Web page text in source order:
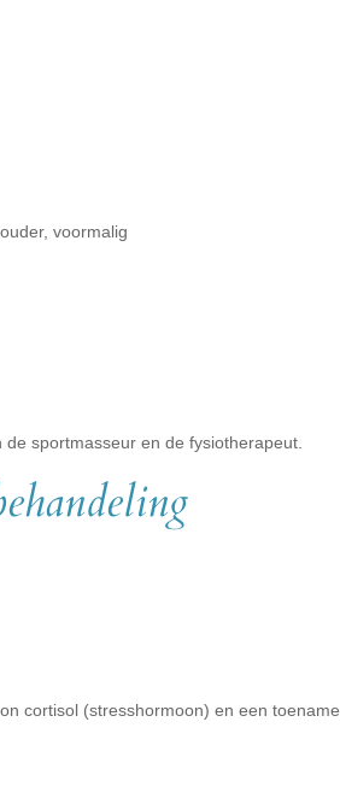
voormalig
sportmasseur en de fysiotherapeut.
cortisol (stresshormoon) en een toename